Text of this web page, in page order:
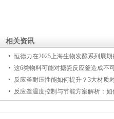
相关资讯
恒德力在2025上海生物发酵系列展
这6类物料可能对搪瓷反应釜造成不
反应釜耐压性能如何提升？3大材质